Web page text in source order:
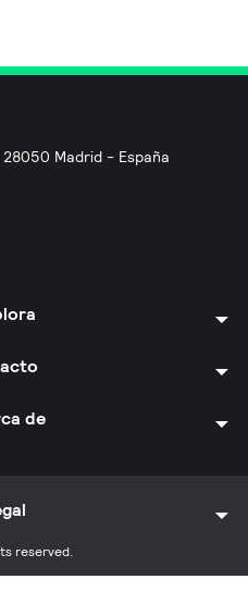
Madrid - España
de
reserved.